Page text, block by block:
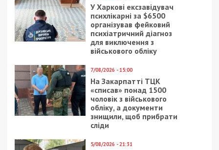
У Харкові ексзавідувач
психлікарні за $6500
організував фейковий
психіатричний діагноз
для виключення з
військового обліку
7/08/2026 - 15:00
На Закарпатті ТЦК
«списав» понад 1500
чоловік з військового
обліку, а документи
знищили, щоб прибрати
сліди
5/08/2026 - 21:31